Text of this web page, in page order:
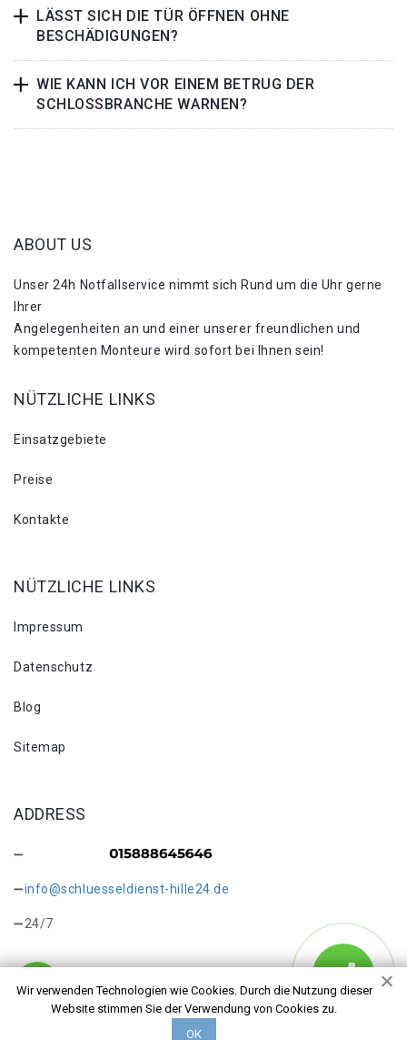
LÄSST SICH DIE TÜR ÖFFNEN OHNE
BESCHÄDIGUNGEN?
WIE KANN ICH VOR EINEM BETRUG DER
SCHLOSSBRANCHE WARNEN?
Wir verwenden Technologien wie Cookies. Durch die Nutzung dieser
Website stimmen Sie der Verwendung von Cookies zu.
ОК
ABOUT US
Unser 24h Notfallservice nimmt sich Rund um die Uhr gerne
Ihrer
Angelegenheiten an und einer unserer freundlichen und
kompetenten Monteure wird sofort bei Ihnen sein!
NÜTZLICHE LINKS
Einsatzgebiete
Preise
Kontakte
NÜTZLICHE LINKS
Impressum
Datenschutz
Blog
Sitemap
ADDRESS
info@schluesseldienst-hille24.de
24/7
Copyright © 2026 Schlüsseldienst Hille Nordhemmern. Alle